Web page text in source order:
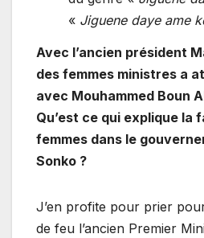
« Jiguene daye ame
Avec l’ancien président
des femmes ministres a
avec Mouhammed Boun
Qu’est ce qui explique la
femmes dans le
Sonko ?
J’en profite pour prier
de feu l’ancien Premier